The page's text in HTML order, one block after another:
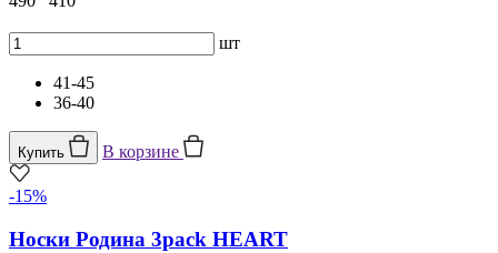
шт
41-45
36-40
Купить В корзине
-15%
Носки Родина 3pack HEART